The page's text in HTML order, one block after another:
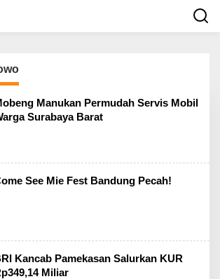
Manukan Permudah Servis Mobil
Surabaya Barat
See Mie Fest Bandung Pecah!
Kancab Pamekasan Salurkan KUR
Miliar